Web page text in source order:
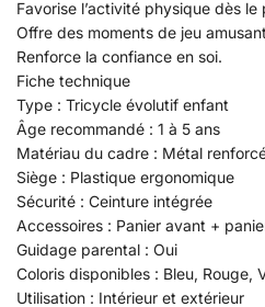
Favorise l’activité physique dès le
Offre des moments de jeu
Renforce la confiance en soi.
Fiche technique
Type : Tricycle évolutif enfant
Âge recommandé : 1 à 5 ans
Matériau du cadre : Métal
Siège : Plastique ergonomique
Sécurité : Ceinture intégrée
Accessoires : Panier avant +
Guidage parental : Oui
Coloris disponibles : Bleu, Rouge,
Utilisation : Intérieur et extérieur